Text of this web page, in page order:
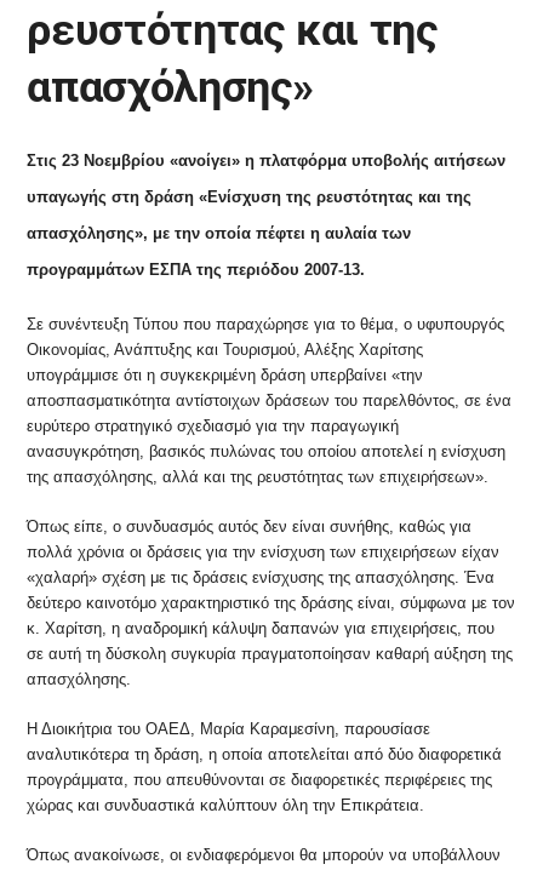
ρευστότητας και της
απασχόλησης»
Στις 23 Νοεμβρίου «ανοίγει» η πλατφόρμα υποβολής αιτήσεων
υπαγωγής στη δράση «Ενίσχυση της ρευστότητας και της
απασχόλησης», με την οποία πέφτει η αυλαία των
προγραμμάτων ΕΣΠΑ της περιόδου 2007-13.
Σε συνέντευξη Τύπου που παραχώρησε για το θέμα, ο υφυπουργός
Οικονομίας, Ανάπτυξης και Τουρισμού, Αλέξης Χαρίτσης
υπογράμμισε ότι η συγκεκριμένη δράση υπερβαίνει «την
αποσπασματικότητα αντίστοιχων δράσεων του παρελθόντος, σε ένα
ευρύτερο στρατηγικό σχεδιασμό για την παραγωγική
ανασυγκρότηση, βασικός πυλώνας του οποίου αποτελεί η ενίσχυση
της απασχόλησης, αλλά και της ρευστότητας των επιχειρήσεων».
Όπως είπε, ο συνδυασμός αυτός δεν είναι συνήθης, καθώς για
πολλά χρόνια οι δράσεις για την ενίσχυση των επιχειρήσεων είχαν
«χαλαρή» σχέση με τις δράσεις ενίσχυσης της απασχόλησης. Ένα
δεύτερο καινοτόμο χαρακτηριστικό της δράσης είναι, σύμφωνα με τον
κ. Χαρίτση, η αναδρομική κάλυψη δαπανών για επιχειρήσεις, που
σε αυτή τη δύσκολη συγκυρία πραγματοποίησαν καθαρή αύξηση της
απασχόλησης.
Η Διοικήτρια του ΟΑΕΔ, Μαρία Καραμεσίνη, παρουσίασε
αναλυτικότερα τη δράση, η οποία αποτελείται από δύο διαφορετικά
προγράμματα, που απευθύνονται σε διαφορετικές περιφέρειες της
χώρας και συνδυαστικά καλύπτουν όλη την Επικράτεια.
Όπως ανακοίνωσε, οι ενδιαφερόμενοι θα μπορούν να υποβάλλουν